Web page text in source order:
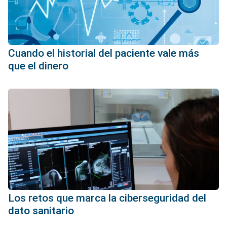
Cuando el historial del paciente vale más
que el dinero
Los retos que marca la ciberseguridad del
dato sanitario